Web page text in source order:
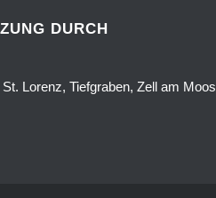
DURCH
Lorenz, Tiefgraben, Zell am Moos